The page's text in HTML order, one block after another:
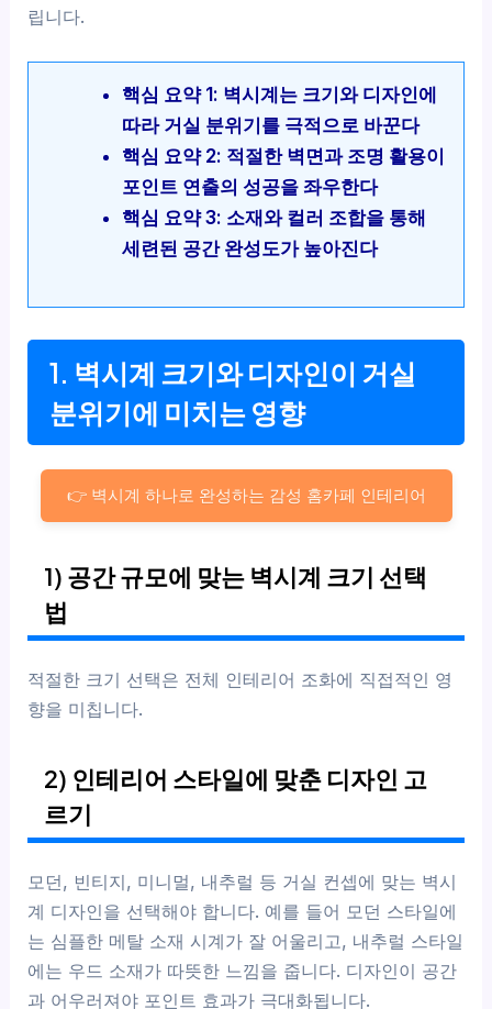
립니다.
핵심 요약 1: 벽시계는 크기와 디자인에
따라 거실 분위기를 극적으로 바꾼다
핵심 요약 2: 적절한 벽면과 조명 활용이
포인트 연출의 성공을 좌우한다
핵심 요약 3: 소재와 컬러 조합을 통해
세련된 공간 완성도가 높아진다
1. 벽시계 크기와 디자인이 거실
분위기에 미치는 영향
👉 벽시계 하나로 완성하는 감성 홈카페 인테리어
1) 공간 규모에 맞는 벽시계 크기 선택
법
적절한 크기 선택은 전체 인테리어 조화에 직접적인 영
향을 미칩니다.
2) 인테리어 스타일에 맞춘 디자인 고
르기
모던, 빈티지, 미니멀, 내추럴 등 거실 컨셉에 맞는 벽시
계 디자인을 선택해야 합니다. 예를 들어 모던 스타일에
는 심플한 메탈 소재 시계가 잘 어울리고, 내추럴 스타일
에는 우드 소재가 따뜻한 느낌을 줍니다. 디자인이 공간
과 어우러져야 포인트 효과가 극대화됩니다.